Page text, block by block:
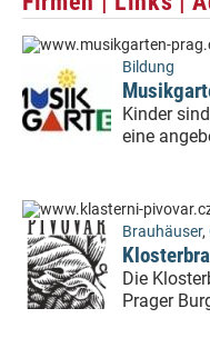
Bildung
Kinder
eine
Brauhäuser,
Die
Prager